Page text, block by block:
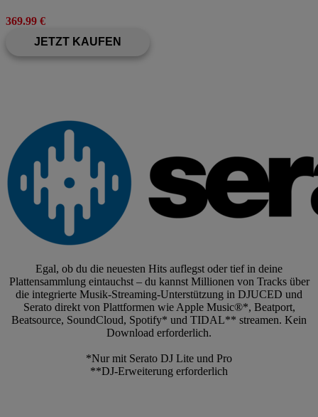
369.99 €
JETZT KAUFEN
Egal, ob du die neuesten Hits auflegst oder tief in deine
Plattensammlung eintauchst – du kannst Millionen von Tracks über
die integrierte Musik-Streaming-Unterstützung in DJUCED und
Serato direkt von Plattformen wie Apple Music®*, Beatport,
Beatsource, SoundCloud, Spotify* und TIDAL** streamen. Kein
Download erforderlich.
*Nur mit Serato DJ Lite und Pro
**DJ-Erweiterung erforderlich